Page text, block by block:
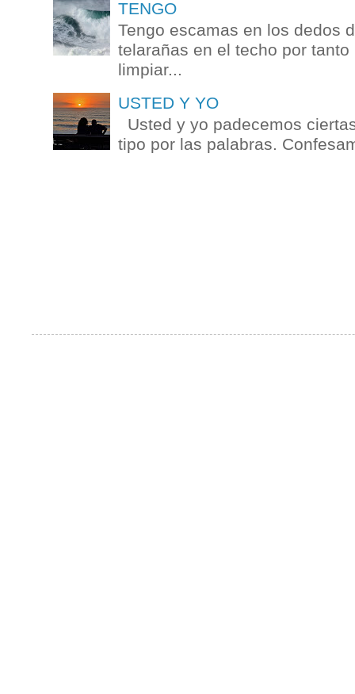
TENGO
Tengo escamas en los dedos
telarañas en el techo por
limpiar...
USTED Y YO
Usted y yo padecemos
tipo por las palabras.